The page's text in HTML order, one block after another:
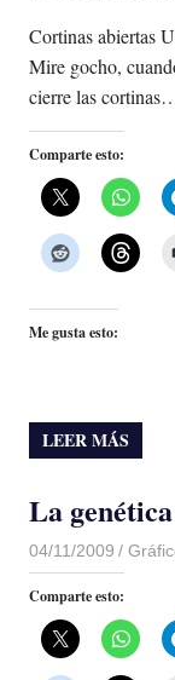
Cortinas abiertas
Mire gocho,
cierre las
Comparte esto:
Me gusta esto:
LEER MÁS
La
04/11/2009 Luis
Comparte esto: